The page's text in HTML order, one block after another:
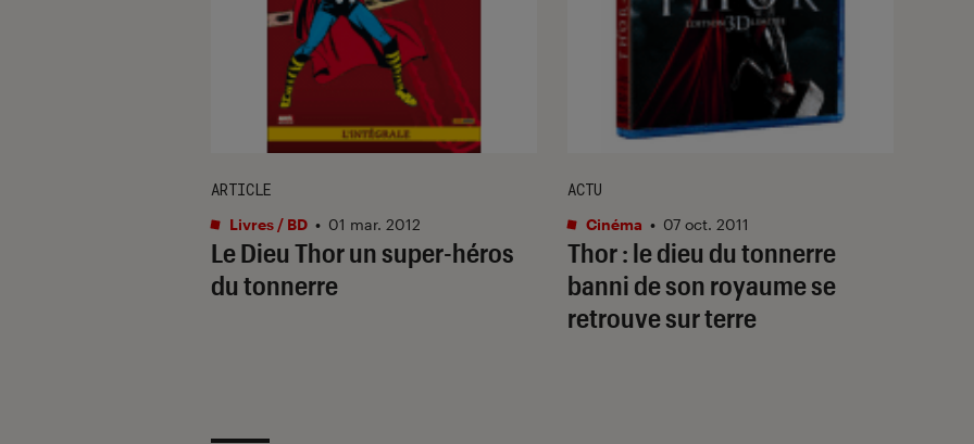
Le Dieu Thor un super-héros
du tonnerre
ARTICLE
Livres / BD • 01 mar. 2012
Thor : le dieu du tonnerre
banni de son royaume se
retrouve sur terre
ACTU
Cinéma • 07 oct. 2011